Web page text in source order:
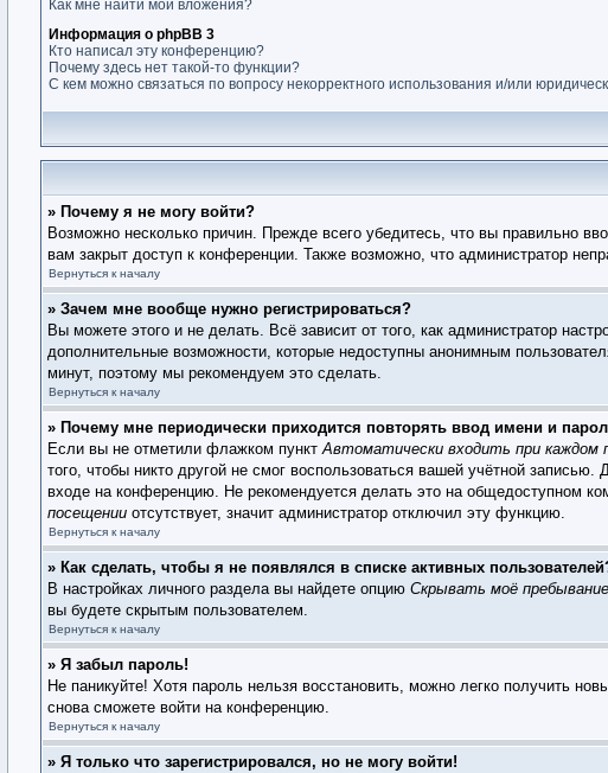
Как мне найти мои вложения?
Информация о phpBB 3
Кто написал эту конференцию?
Почему здесь нет такой-то функции?
С кем можно связаться по вопросу некорректного использования и/или
» Почему я не могу войти?
Возможно несколько причин. Прежде всего убедитесь, что вы правильно
вам закрыт доступ к конференции. Также возможно, что администратор
Вернуться к началу
» Зачем мне вообще нужно регистрироваться?
Вы можете этого и не делать. Всё зависит от того, как администратор
дополнительные возможности, которые недоступны анонимным
минут, поэтому мы рекомендуем это сделать.
Вернуться к началу
» Почему мне периодически приходится повторять ввод имени и
Если вы не отметили флажком пунктАвтоматически входить при каждом
того, чтобы никто другой не смог воспользоваться вашей учётной
входе на конференцию. Не рекомендуется делать это на общедоступном
посещении отсутствует, значит администратор отключил эту функцию.
Вернуться к началу
» Как сделать, чтобы я не появлялся в списке активных
В настройках личного раздела вы найдете опцию Скрывать моё
вы будете скрытым пользователем.
Вернуться к началу
» Я забыл пароль!
Не паникуйте! Хотя пароль нельзя восстановить, можно легко получить
снова сможете войти на конференцию.
Вернуться к началу
» Я только что зарегистрировался, но не могу войти!